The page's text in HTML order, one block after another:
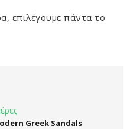
επιλέγουμε πάντα το
Greek Sandals